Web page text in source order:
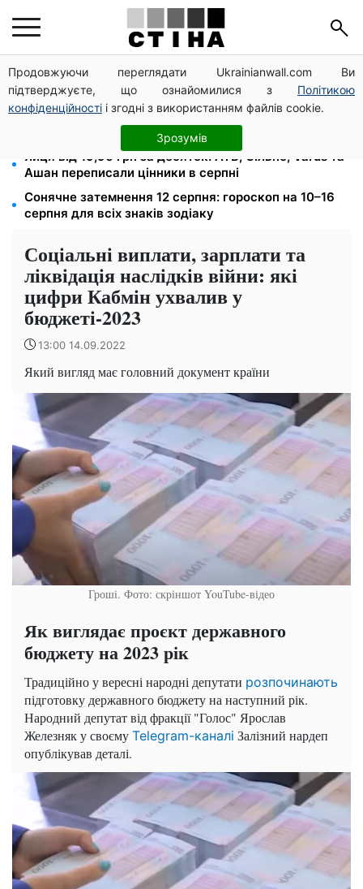
Продовжуючи переглядати Ukrainianwall.com Ви
підтверджуєте, що ознайомилися з Політикою
конфіденційності і згодні з використанням файлів cookie.
Зрозумів
Середа 12 серпня — найнебезпечніший день тижня:
що можна й не можна робити з 10 до 16 серпня
Фейкові сайти сервісних центрів МВС: шахраї
виманюють гроші у водіїв перед виїздом за кордон
Яйця від 19,90 грн за десяток: АТБ, Сільпо, Varus та
Ашан переписали цінники в серпні
Сонячне затемнення 12 серпня: гороскоп на 10–16
серпня для всіх знаків зодіаку
Соціальні виплати, зарплати та
ліквідація наслідків війни: які
цифри Кабмін ухвалив у
бюджеті-2023
13:00 14.09.2022
Який вигляд має головний документ країни
Гроші. Фото: скріншот YouTube-відео
Як виглядає проєкт державного
бюджету на 2023 рік
Традиційно у вересні народні депутати розпочинають
підготовку державного бюджету на наступний рік.
Народний депутат від фракції "Голос" Ярослав
Железняк у своєму Telegram-каналі Залізний нардеп
опублікував деталі.